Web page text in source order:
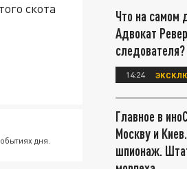
скота
дня.
Что на самом
Адвокат
следователя?
14:24
Главное в
Москву и
шпионаж.